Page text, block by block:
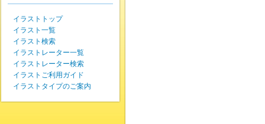
イラストトップ
イラスト一覧
イラスト検索
イラストレーター一覧
イラストレーター検索
イラストご利用ガイド
イラストタイプのご案内